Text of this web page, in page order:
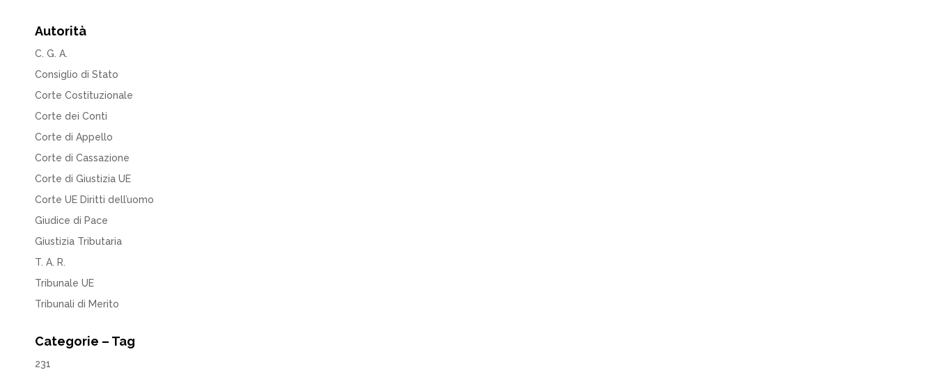
Autorità
C. G. A.
Consiglio di Stato
Corte Costituzionale
Corte dei Conti
Corte di Appello
Corte di Cassazione
Corte di Giustizia UE
Corte UE Diritti dell’uomo
Giudice di Pace
Giustizia Tributaria
T. A. R.
Tribunale UE
Tribunali di Merito
Categorie – Tag
231